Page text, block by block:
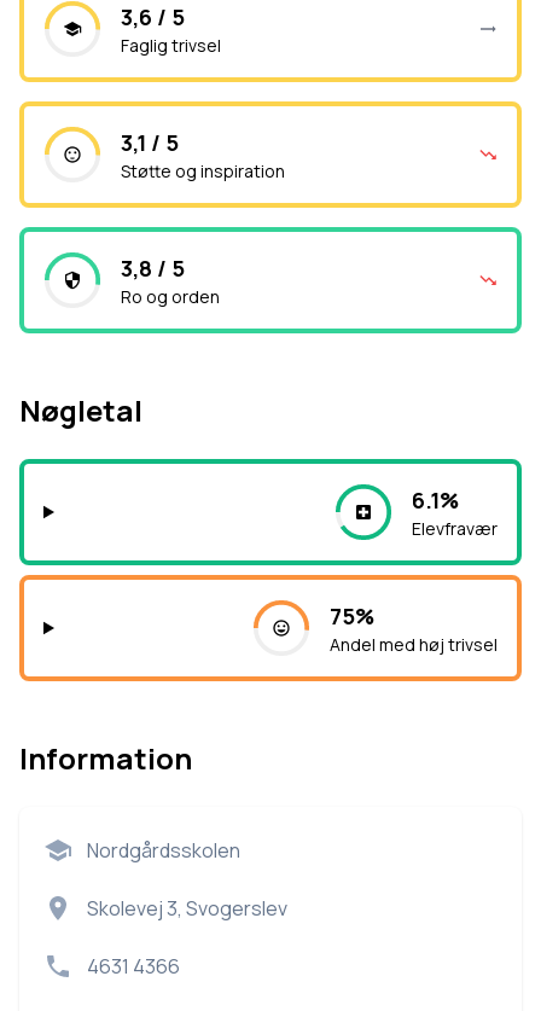
3,6 / 5
Faglig trivsel
3,1 / 5
Støtte og inspiration
3,8 / 5
Ro og orden
Nøgletal
6.1%
Elevfravær
75%
Andel med høj trivsel
Information
Nordgårdsskolen
Skolevej 3, Svogerslev
4631 4366